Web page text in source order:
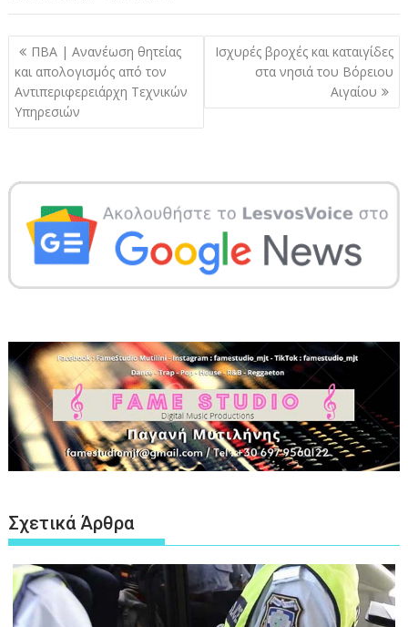
Πλοήγηση
άρθρων
ΠΒΑ | Ανανέωση θητείας
και απολογισμός από τον
Αντιπεριφερειάρχη Τεχνικών
Υπηρεσιών
Ισχυρές βροχές και καταιγίδες
στα νησιά του Βόρειου
Αιγαίου
Σχετικά Άρθρα